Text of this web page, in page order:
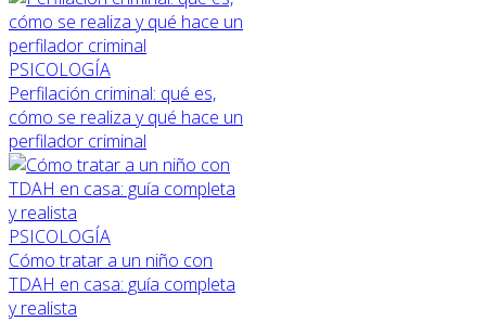
PSICOLOGÍA
Perfilación criminal: qué es,
cómo se realiza y qué hace un
perfilador criminal
PSICOLOGÍA
Cómo tratar a un niño con
TDAH en casa: guía completa
y realista